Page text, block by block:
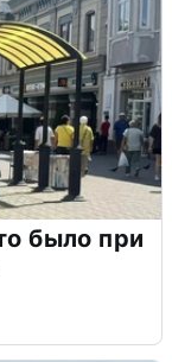
было при